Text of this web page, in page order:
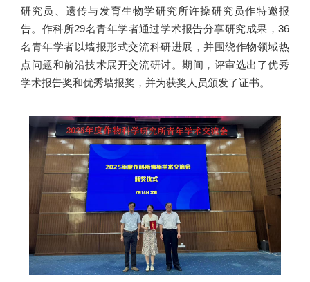
研究员、遗传与发育生物学研究所许操研究员作特邀报
告。作科所29名青年学者通过学术报告分享研究成果，36
名青年学者以墙报形式交流科研进展，并围绕作物领域热
点问题和前沿技术展开交流研讨。期间，评审选出了优秀
学术报告奖和优秀墙报奖，并为获奖人员颁发了证书。